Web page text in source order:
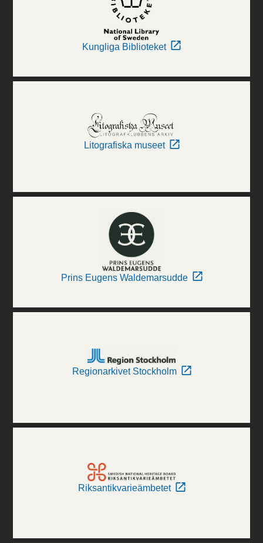
Kungliga Biblioteket
Litografiska museet
Prins Eugens Waldemarsudde
Regionarkivet Stockholm
Riksantikvarieämbetet